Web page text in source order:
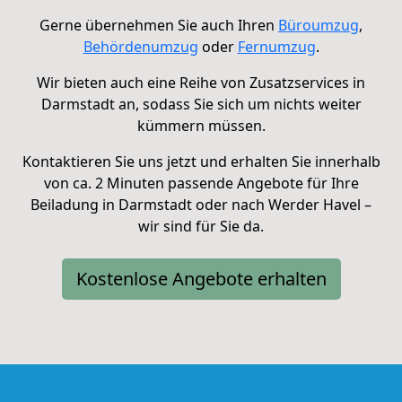
Gerne übernehmen Sie auch Ihren Büroumzug,
Behördenumzug oder Fernumzug.
Wir bieten auch eine Reihe von Zusatzservices in
Darmstadt an, sodass Sie sich um nichts weiter
kümmern müssen.
Kontaktieren Sie uns jetzt und erhalten Sie innerhalb
von ca. 2 Minuten passende Angebote für Ihre
Beiladung in Darmstadt oder nach Werder Havel –
wir sind für Sie da.
Kostenlose Angebote erhalten